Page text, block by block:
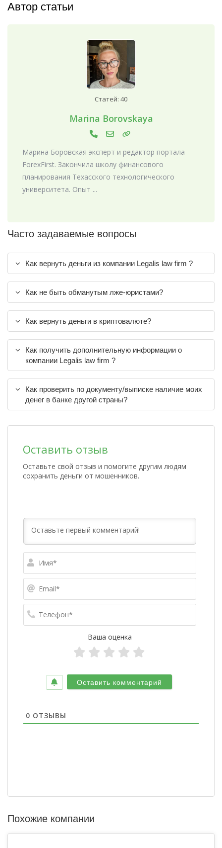
Автор статьи
Статей: 40
Marina Borovskaya
Марина Боровская эксперт и редактор портала
ForexFirst. Закончила школу финансового
планирования Техасского технологического
университета. Опыт ...
Часто задаваемые вопросы
Как вернуть деньги из компании Legalis law firm ?
Как не быть обманутым лже-юристами?
Как вернуть деньги в криптовалюте?
Как получить дополнительную информации о
компании Legalis law firm ?
Как проверить по документу/выписке наличие моих
денег в банке другой страны?
Оставить отзыв
Оставьте свой отзыв и помогите другим людям
сохранить деньги от мошенников.
Ваша оценка
0 ОТЗЫВЫ
Похожие компании